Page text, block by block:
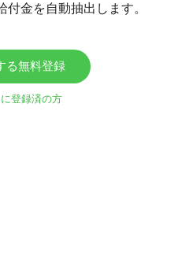
金を自動抽出します。
る無料登録
登録済の方